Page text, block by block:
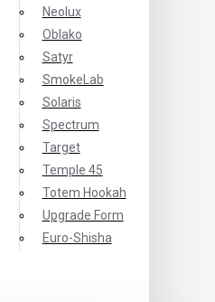
Neolux
Oblako
Satyr
SmokeLab
Solaris
Spectrum
Target
Temple 45
Totem Hookah
Upgrade Form
Еuro-Shisha